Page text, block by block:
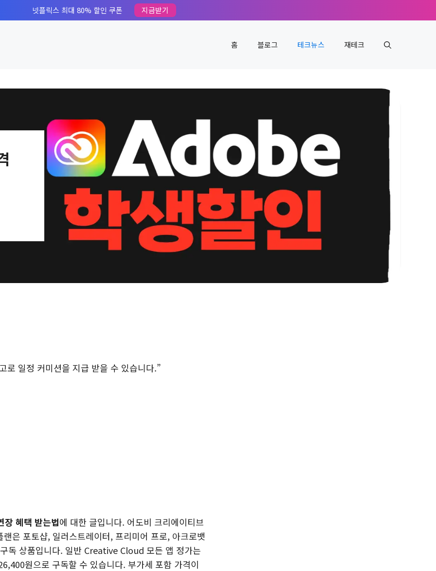
넷플릭스 최대 80% 할인 쿠폰 지금받기
홈 블로그 테크뉴스 재테크
로 일정 커미션을 지급 받을 수 있습니다.”
장 혜택 받는법에 대한 글입니다. 어도비 크리에이티브
은 포토샵, 일러스트레이터, 프리미어 프로, 아크로뱃
독 상품입니다. 일반 Creative Cloud 모든 앱 정가는
원으로 구독할 수 있습니다. 부가세 포함 가격이